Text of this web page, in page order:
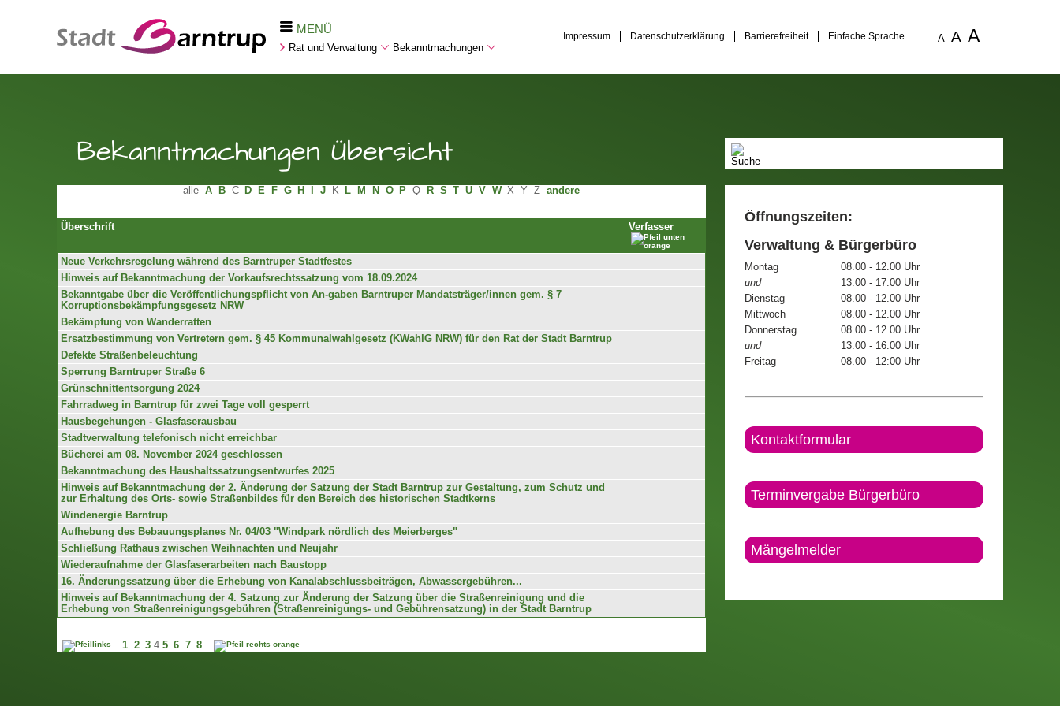
MENÜ
Rat und Verwaltung Bekanntmachungen
Impressum Datenschutzerklärung Barrierefreiheit Einfache Sprache A A A
Bekanntmachungen Übersicht
alle A B C D E F G H J K L M N O P Q R S T U V W X Y Z andere
Überschrift Verfasser
Neue Verkehrsregelung während des Barntruper Stadtfestes
Hinweis auf Bekanntmachung der Vorkaufsrechtssatzung vom 18.09.2024
Bekanntgabe über die Veröffentlichungspflicht von An-gaben Barntruper Mandatsträger/innen gem. § 7
Korruptionsbekämpfungsgesetz NRW
Bekämpfung von Wanderratten
Ersatzbestimmung von Vertretern gem. § 45 Kommunalwahlgesetz (KWahlG NRW) für den Rat der Stadt Barntrup
Defekte Straßenbeleuchtung
Sperrung Barntruper Straße 6
Grünschnittentsorgung 2024
Fahrradweg in Barntrup für zwei Tage voll gesperrt
Hausbegehungen - Glasfaserausbau
Stadtverwaltung telefonisch nicht erreichbar
Bücherei am 08. November 2024 geschlossen
Bekanntmachung des Haushaltssatzungsentwurfes 2025
Hinweis auf Bekanntmachung der 2. Änderung der Satzung der Stadt Barntrup zur Gestaltung, zum Schutz und
zur Erhaltung des Orts- sowie Straßenbildes für den Bereich des historischen Stadtkerns
Windenergie Barntrup
Aufhebung des Bebauungsplanes Nr. 04/03 "Windpark nördlich des Meierberges"
Schließung Rathaus zwischen Weihnachten und Neujahr
Wiederaufnahme der Glasfaserarbeiten nach Baustopp
16. Änderungssatzung über die Erhebung von Kanalabschlussbeiträgen, Abwassergebühren...
Hinweis auf Bekanntmachung der 4. Satzung zur Änderung der Satzung über die Straßenreinigung und die
Erhebung von Straßenreinigungsgebühren (Straßenreinigungs- und Gebührensatzung) in der Stadt Barntrup
1 2 3 4 5 6 7 8
Öffnungszeiten:
Verwaltung & Bürgerbüro
Montag
08.00 - 12.00 Uhr
und
13.00 - 17.00 Uhr
Dienstag
08.00 - 12.00 Uhr
Mittwoch
08.00 - 12.00 Uhr
Donnerstag
08.00 - 12.00 Uhr
und
13.00 - 16.00 Uhr
Freitag
08.00 - 12:00 Uhr
Kontaktformular
Terminvergabe Bürgerbüro
Mängelmelder